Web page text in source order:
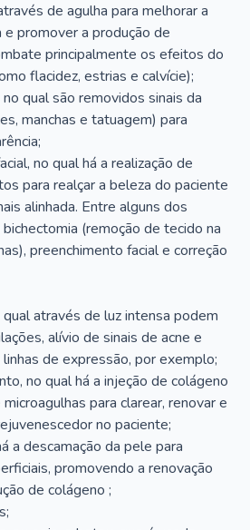
de agulha para melhorar a
e promover a produção de
principalmente os efeitos do
flacidez, estrias e calvície);
qual são removidos sinais da
manchas e tatuagem) para
no qual há a realização de
para realçar a beleza do paciente
alinhada. Entre alguns dos
(remoção de tecido na
preenchimento facial e correção
qual através de luz intensa podem
alívio de sinais de acne e
de expressão, por exemplo;
no qual há a injeção de colágeno
para clarear, renovar e
no paciente;
a descamação da pele para
promovendo a renovação
de colágeno ;